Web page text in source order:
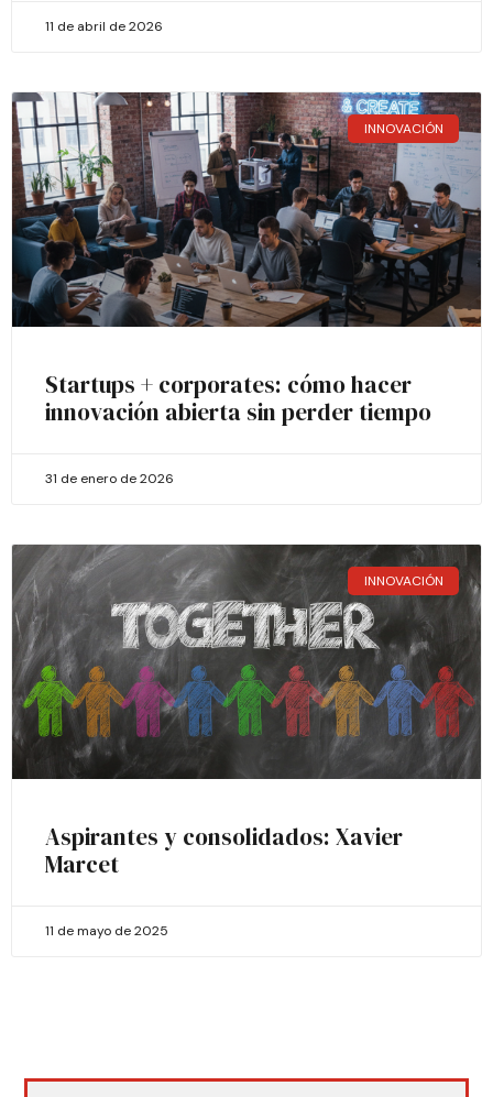
11 de abril de 2026
INNOVACIÓN
Startups + corporates: cómo hacer
innovación abierta sin perder tiempo
31 de enero de 2026
INNOVACIÓN
Aspirantes y consolidados: Xavier
Marcet
11 de mayo de 2025